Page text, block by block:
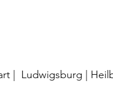
|  Ludwigsburg |